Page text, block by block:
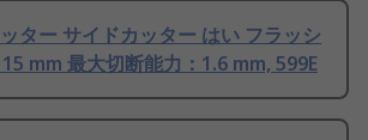
ター サイドカッター はい フラッシ
mm 最大切断能力：1.6 mm, 599E